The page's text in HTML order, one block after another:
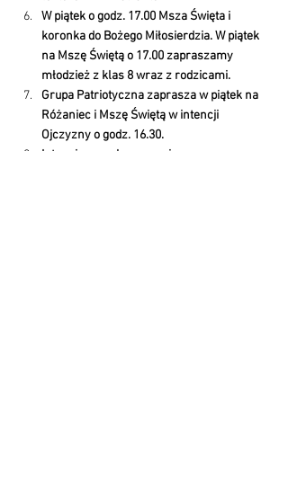
W piątek o godz. 17.00 Msza Święta i
koronka do Bożego Miłosierdzia. W piątek
na Mszę Świętą o 17.00 zapraszamy
młodzież z klas 8 wraz z rodzicami.
Grupa Patriotyczna zaprasza w piątek na
Różaniec i Mszę Świętą w intencji
Ojczyzny o godz. 16.30.
Intencje mszalne są umieszczone w